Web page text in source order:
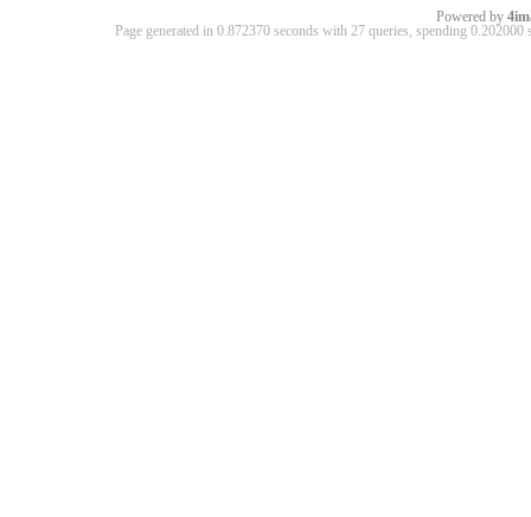
Powered by
Page generated in 0.872370 seconds with 27 queries, spending